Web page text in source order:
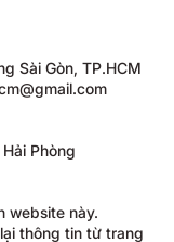
Sài Gòn, TP.HCM
Phòng
website này.
thông tin từ trang